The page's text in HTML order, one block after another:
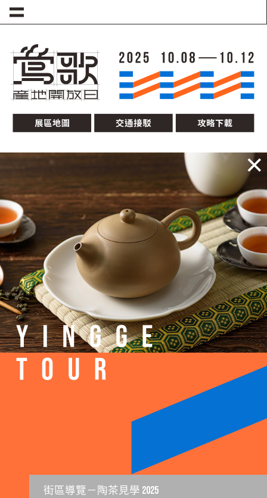
移至主內容
圖片
街區導覽－陶茶見學 2025